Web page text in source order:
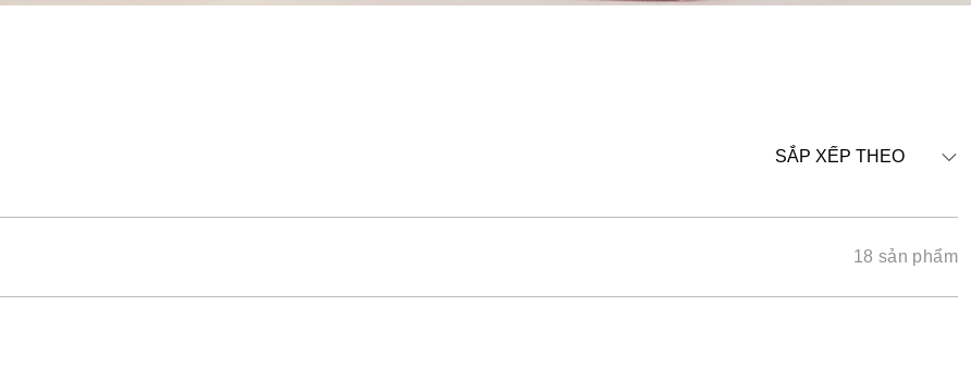
SẮP XẾP THEO
18 sản phẩm